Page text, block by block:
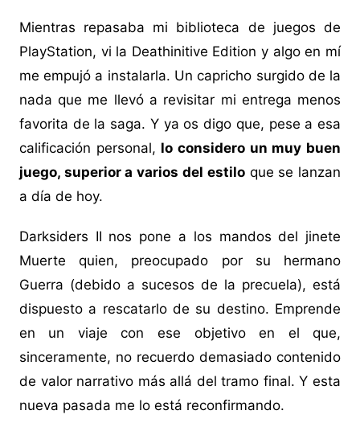
Mientras repasaba mi biblioteca de juegos de
PlayStation, vi la Deathinitive Edition y algo en mí
me empujó a instalarla. Un capricho surgido de la
nada que me llevó a revisitar mi entrega menos
favorita de la saga. Y ya os digo que, pese a esa
calificación personal, lo considero un muy buen
juego, superior a varios del estiloque se lanzan
a día de hoy.
Darksiders II nos pone a los mandos del jinete
Muerte quien, preocupado por su hermano
Guerra (debido a sucesos de la precuela), está
dispuesto a rescatarlo de su destino. Emprende
en un viaje con ese objetivo en el que,
sinceramente, no recuerdo demasiado contenido
de valor narrativo más allá del tramo final. Y esta
nueva pasada me lo está reconfirmando.